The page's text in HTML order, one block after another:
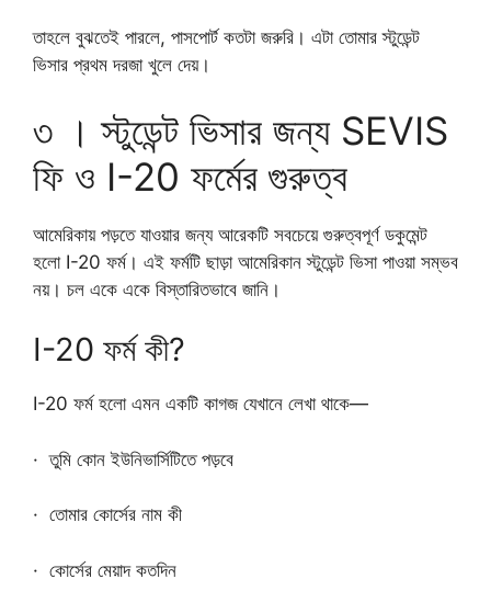
তাহলে বুঝতেই পারলে, পাসপোর্ট কতটা জরুরি। এটা তোমার স্টুডেন্ট
ভিসার প্রথম দরজা খুলে দেয়।
৩ । স্টুডেন্ট ভিসার জন্য SEVIS
ফি ও I-20 ফর্মের গুরুত্ব
আমেরিকায় পড়তে যাওয়ার জন্য আরেকটি সবচেয়ে গুরুত্বপূর্ণ ডকুমেন্ট
হলো I-20 ফর্ম। এই ফর্মটি ছাড়া আমেরিকান স্টুডেন্ট ভিসা পাওয়া সম্ভব
নয়। চল একে একে বিস্তারিতভাবে জানি।
I-20 ফর্ম কী?
I-20 ফর্ম হলো এমন একটি কাগজ যেখানে লেখা থাকে—
· তুমি কোন ইউনিভার্সিটিতে পড়বে
· তোমার কোর্সের নাম কী
· কোর্সের মেয়াদ কতদিন